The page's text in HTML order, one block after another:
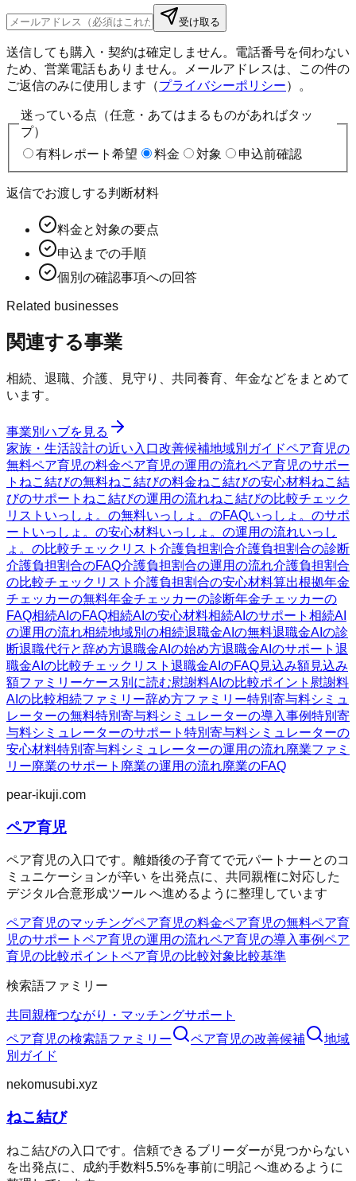
受け取る
送信しても購入・契約は確定しません。電話番号を伺わない
ため、営業電話もありません。メールアドレスは、この件の
ご返信のみに使用します（プライバシーポリシー）。
迷っている点（任意・あてはまるものがあればタッ
プ）
有料レポート希望
料金 対象 申込前確認
返信でお渡しする判断材料
料金と対象の要点
申込までの手順
個別の確認事項への回答
Related businesses
関連する事業
相続、退職、介護、見守り、共同養育、年金などをまとめて
います。
事業別ハブを見る
家族・生活設計の近い入口改善候補地域別ガイドペア育児の
無料ペア育児の料金ペア育児の運用の流れペア育児のサポー
ト ねこ結びの無料ねこ結びの料金ねこ結びの安心材料ねこ結
びのサポート ねこ結びの運用の流れねこ結びの比較チェック
リスト いっしょ。の無料いっしょ。のFAQいっしょ。のサポ
ート いっしょ。の安心材料いっしょ。の運用の流れいっし
ょ。の比較チェックリスト 介護負担割合介護負担割合の診断
介護負担割合のFAQ介護負担割合の運用の流れ介護負担割合
の比較チェックリスト 介護負担割合の安心材料算出根拠年金
チェッカーの無料年金チェッカーの診断年金チェッカーの
FAQ相続AIのFAQ相続AIの安心材料相続AIのサポート 相続AI
の運用の流れ相続地域別の相続退職金AIの無料退職金AIの診
断退職代行と辞め方退職金AIの始め方退職金AIのサポート 退
職金AIの比較チェックリスト 退職金AIのFAQ見込み額見込み
額ファミリーケース別に読む慰謝料AIの比較ポイント 慰謝料
AIの比較相続ファミリー辞め方ファミリー特別寄与料シミュ
レーターの無料特別寄与料シミュレーターの導入事例特別寄
与料シミュレーターのサポート 特別寄与料シミュレーターの
安心材料特別寄与料シミュレーターの運用の流れ廃業ファミ
リー廃業のサポート 廃業の運用の流れ廃業のFAQ
pear-ikuji.com
ペア育児
ペア育児の入口です。離婚後の子育てで元パートナーとのコ
ミュニケーションが辛い を出発点に、共同親権に対応した
デジタル合意形成ツール へ進めるように整理しています
ペア育児のマッチングペア育児の料金ペア育児の無料ペア育
児のサポート ペア育児の運用の流れペア育児の導入事例ペア
育児の比較ポイント ペア育児の比較対象 比較基準
検索語ファミリー
共同親権つながり・マッチングサポート
ペア育児の検索語ファミリー ペア育児の改善候補
地域
別ガイド
nekomusubi.xyz
ねこ結び
ねこ結びの入口です。信頼できるブリーダーが見つからない
を出発点に、成約手数料5.5%を事前に明記 へ進めるように